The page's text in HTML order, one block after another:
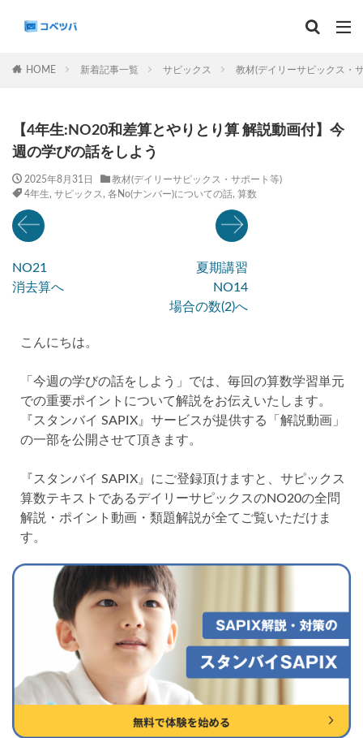
HOME 新着記事一覧 サピックス 教材(デイリーサピックス・
【4年生:NO20和差算とやりとり算 解説動画付】今
週の学びの話をしよう
2025年8月31日
教材(デイリーサピックス・サポート等)
4年生, サピックス , 各No(ナンバー)についての話, 算数
NO21
消去算へ
夏期講習
NO14
場合の数(2)へ
こんにちは。
「今週の学びの話をしよう」では、毎回の算数学習単元
での重要ポイントについて解説をお伝えいたします。
『スタンバイ SAPIX』サービスが提供する「解説動画」
の一部を公開させて頂きます。
『スタンバイ SAPIX』にご登録頂けますと、サピックス
算数テキストであるデイリーサピックスのNO20の全問
解説・ポイント動画・類題解説が全てご覧いただけま
す。
カテゴリー
タグ
後期(9月~11月)
中学受験算数
学習相談への回答
SAPIXデイリーチェック
SAPIXマンスリー確認/復習テスト SAPIX組分けテスト
サピックスオープン 土曜特訓
四谷大塚公開組分けテスト 四谷大塚合不合判定テスト
四谷大塚志望校判定テスト 新学年(1月〜2月)
冬期(12月〜1月) サピックステキスト解説・対策
予習シリーズテキスト解説・対策
TopGun特訓 コベツバ過去問動画解説
コベツバからのお知らせ 抽象化能力 熱量
検索